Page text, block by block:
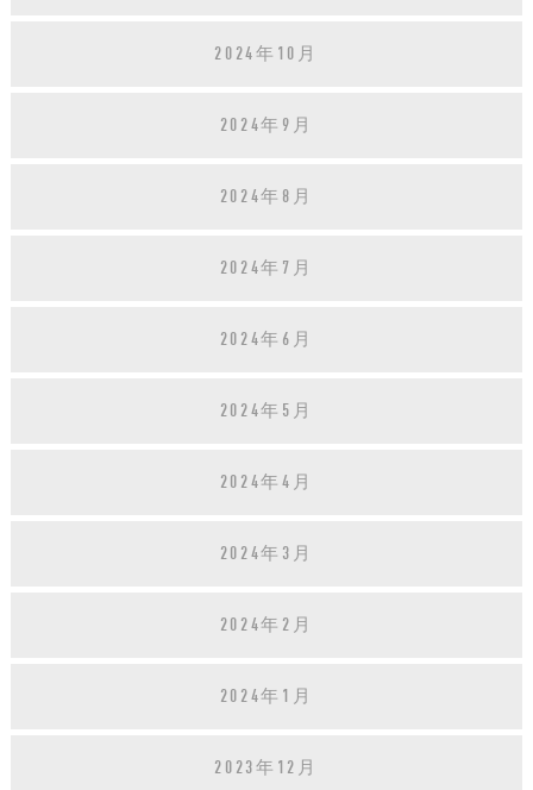
2024年10月
2024年9月
2024年8月
2024年7月
2024年6月
2024年5月
2024年4月
2024年3月
2024年2月
2024年1月
2023年12月